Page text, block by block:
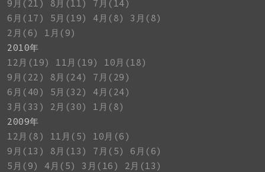
9月(21)
8月(11)
7月(14)
6月(17)
5月(19) 4月(8)
3月(8)
2月(6)
1月(9)
2010年
12月(19)
11月(19)
10月(18)
9月(22)
8月(24)
7月(29)
6月(40)
5月(32)
4月(24)
3月(33)
2月(30)
1月(8)
2009年
12月(8)
11月(5)
10月(6)
9月(13)
8月(13) 7月(5)
6月(6)
5月(9)
4月(5) 3月(16)
2月(13)